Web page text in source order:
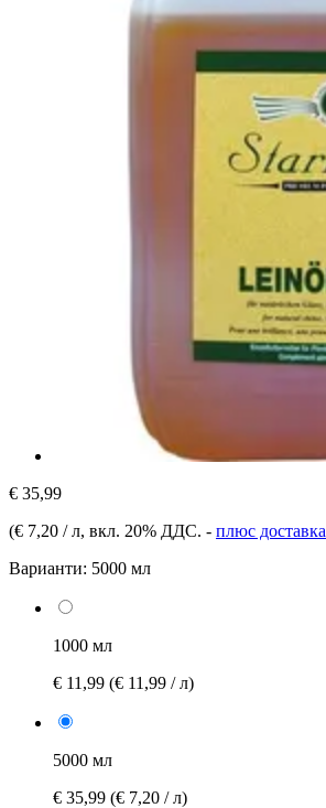
€ 35,99
(€ 7,20 / л, вкл. 20% ДДС. - плюс доставка
Варианти: 5000 мл
1000 мл
€ 11,99 (€ 11,99 / л)
5000 мл
€ 35,99 (€ 7,20 / л)